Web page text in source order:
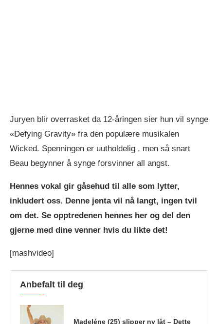
Juryen blir overrasket da 12-åringen sier hun vil synge
«Defying Gravity» fra den populære musikalen
Wicked. Spenningen er uutholdelig , men så snart
Beau begynner å synge forsvinner all angst.
Hennes vokal gir gåsehud til alle som lytter,
inkludert oss. Denne jenta vil nå langt, ingen tvil
om det. Se opptredenen hennes her og del den
gjerne med dine venner hvis du likte det!
[mashvideo]
Anbefalt til deg
Madeléne (25) slipper ny låt – Dette